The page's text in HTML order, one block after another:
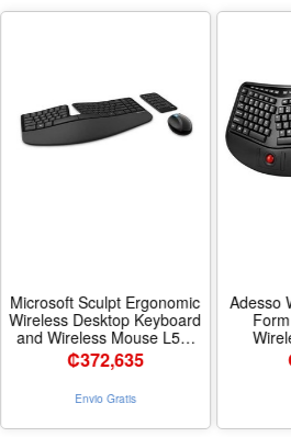
Microsoft Sculpt Ergonomic
Wireless Desktop Keyboard
and Wireless Mouse L5V-
00001
₡372,635
Envio Gratis
Adesso